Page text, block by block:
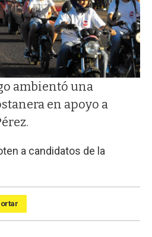
ambientó una
en apoyo a
a candidatos de la